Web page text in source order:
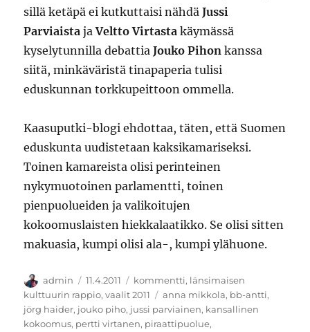
sillä ketäpä ei kutkuttaisi nähdäJussi
Parviaista jaVeltto Virtasta käymässä
kyselytunnilla debattiaJouko Pihon kanssa
siitä, minkäväristä tinapaperia tulisi
eduskunnan torkkupeittoon ommella.
Kaasuputki-blogi ehdottaa, täten, että Suomen
eduskunta uudistetaan kaksikamariseksi.
Toinen kamareista olisi perinteinen
nykymuotoinen parlamentti, toinen
pienpuolueiden ja valikoitujen
kokoomuslaisten hiekkalaatikko. Se olisi sitten
makuasia, kumpi olisi ala-, kumpi ylähuone.
Kirjoittaja
admin Julkaistu
11.4.2011 Kategoriat
kommentti, länsimaisen
kulttuurin rappio,vaalit 2011 Avainsanat
anna mikkola, bb-antti,
jörg haider, jouko piho, jussi parviainen, kansallinen
kokoomus, pertti virtanen, piraattipuolue,